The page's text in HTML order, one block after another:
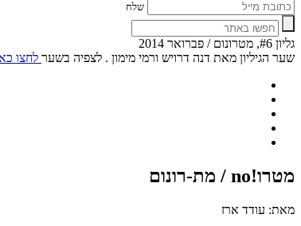
שלח
גליון #6, מטרונום / פברואר 2014
שער הגיליון מאת דנה דרויש ורמי מימון . לצפיה בשער לחצו
מטרו!no / מת-רונום
מאת: עודד ארז